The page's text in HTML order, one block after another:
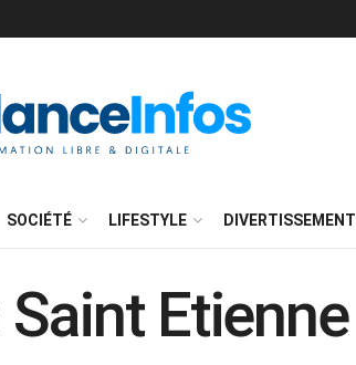
SOCIÉTÉ LIFESTYLE DIVERTISSEMENT
Etienne